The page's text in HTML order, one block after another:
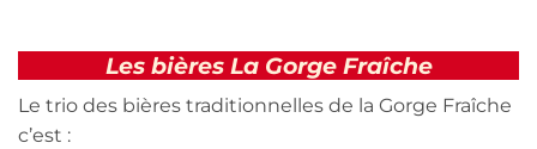
Les bières La Gorge Fraîche
Le trio des bières traditionnelles de la Gorge Fraîche
c’est :